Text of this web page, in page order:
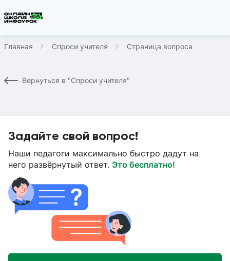
Главная Спроси учителя Страница вопроса
Вернуться в "Спроси учителя"
Задайте свой вопрос!
Наши педагоги максимально быстро дадут на
него развёрнутый ответ. Это бесплатно!